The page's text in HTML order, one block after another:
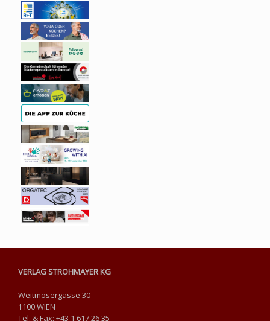
VERLAG STROHMAYER KG
Weitmosergasse 30
1100 WIEN
Tel. & Fax: +43 1 617 26 35